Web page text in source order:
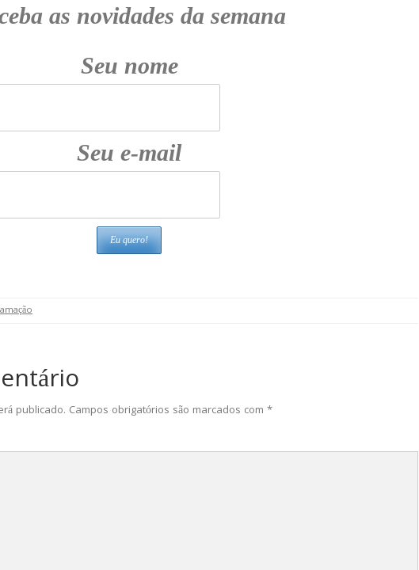
as novidades da semana
Seu nome
Seu e-mail
publicado. Campos obrigatórios são marcados com *